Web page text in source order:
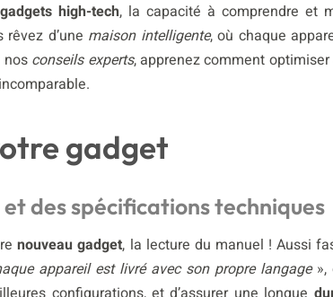
gadgets high-tech, la capacité à comprendre et
d’une maison intelligente, où chaque
nos conseils experts, apprenez comment
incomparable.
gadget
des spécifications techniques
nouveau gadget, la lecture du manuel ! Aussi
appareil est livré avec son propre langage»,